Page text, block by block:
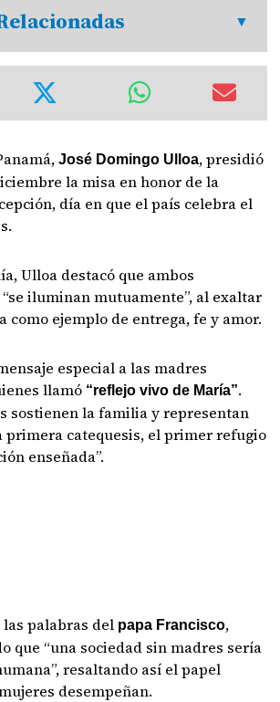
José Domingo Ulloa, presidió
la misa en honor de la
día en que el país celebra el
Ulloa destacó que ambos
iluminan mutuamente”, al exaltar
como ejemplo de entrega, fe y amor.
especial a las madres
llamó “reflejo vivo de María”.
sostienen la familia y representan
primera catequesis, el primer refugio
enseñada”.
las palabras del papa Francisco,
que “una sociedad sin madres sería
resaltando así el papel
desempeñan.